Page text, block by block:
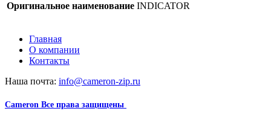
Оригинальное наименование INDICATOR
Главная
О компании
Контакты
Наша почта: info@cameron-zip.ru
Cameron Все права защищены